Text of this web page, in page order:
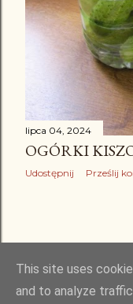
lipca 04, 2024
OGÓRKI
Udostępnij Prześlij
This site uses
and to analyze